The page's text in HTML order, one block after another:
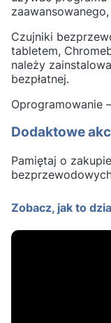
Czujniki
tabletem,
należy
bezpłatnej.
Oprogramowanie
Dodaktowe
Pamiętaj o
Zobacz, jak to